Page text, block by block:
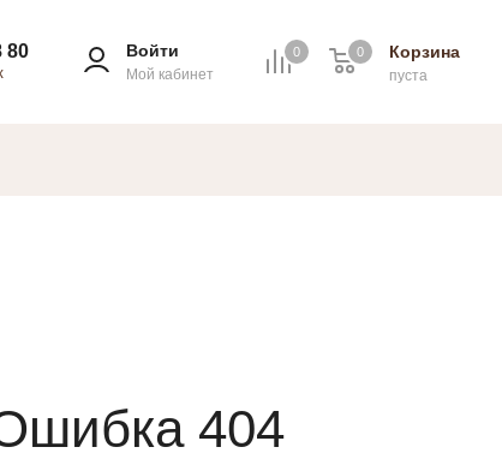
0 Корзина
0
пуста
0
Войти
Мой кабинет
80
404